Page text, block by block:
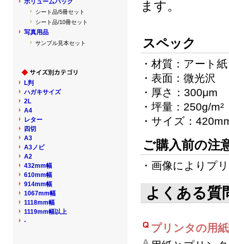
ます。
スペック
・材質：アート紙
・表面：微光沢
・厚さ：300μm
・坪量：250g/m²
・サイズ：
ご購入前の注
・画像によりプ
よくある質
プリンタの用
ボリュームパック
シート品/5冊セット
シート品/10冊セット
写真用品
サンプル見本セット
L判
ハガキサイズ
2L
A4
レター
四切
A3
A3ノビ
A2
432mm幅
610mm幅
914mm幅
1067mm幅
1118mm幅
1119mm幅以上
-